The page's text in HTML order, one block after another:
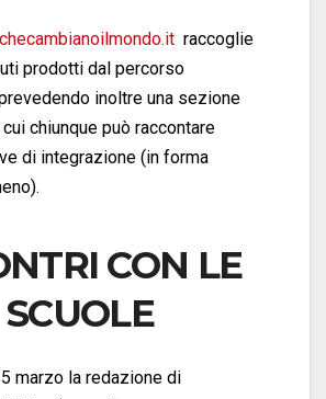
raccoglie
prodotti dal percorso
inoltre una sezione
chiunque può raccontare
di integrazione (in forma
CON LE
SCUOLE
marzo la redazione di